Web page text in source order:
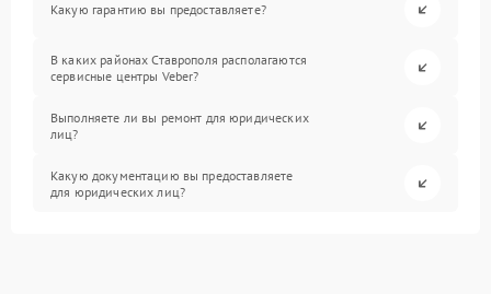
Какую гарантию вы предоставляете?
В каких районах Ставрополя располагаются
сервисные центры Veber?
Выполняете ли вы ремонт для юридических
лиц?
Какую документацию вы предоставляете
для юридических лиц?